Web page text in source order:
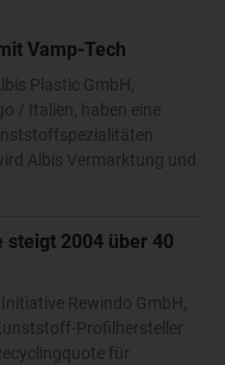
Vamp-Tech
Plastic GmbH,
/ Italien, haben eine
Albis Vermarktung und
steigt 2004 über 40
Rewindo GmbH,
Profilhersteller
für